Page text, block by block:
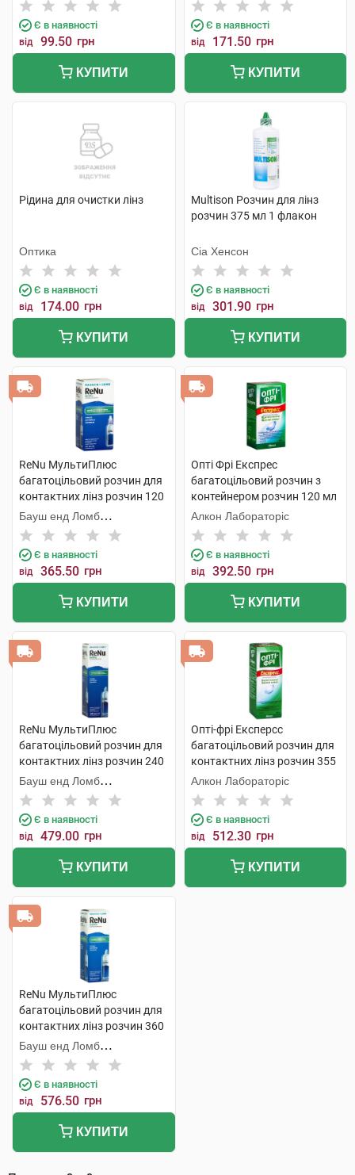
Є в наявності
від 99.50 грн
КУПИТИ
Є в наявності
від 171.50 грн
КУПИТИ
Рідина для очистки лінз
Оптика
Є в наявності
від 174.00 грн
КУПИТИ
Multison Розчин для лінз
розчин 375 мл 1 флакон
Сіа Хенсон
Є в наявності
від 301.90 грн
КУПИТИ
ReNu МультиПлюс
багатоцільовий розчин для
контактних лінз розчин 120
мл 1 флакон
Бауш енд Ломб
Інкорпорейтед
Є в наявності
від 365.50 грн
КУПИТИ
Опті Фрі Експрес
багатоцільовий розчин з
контейнером розчин 120 мл
1 флакон
Алкон Лабораторіс
Є в наявності
від 392.50 грн
КУПИТИ
ReNu МультиПлюс
багатоцільовий розчин для
контактних лінз розчин 240
мл 1 флакон
Бауш енд Ломб
Інкорпорейтед
Є в наявності
від 479.00 грн
КУПИТИ
Опті-фрі Експерсс
багатоцільовий розчин для
контактних лінз розчин 355
мл 1 флакон
Алкон Лабораторіс
Є в наявності
від 512.30 грн
КУПИТИ
ReNu МультиПлюс
багатоцільовий розчин для
контактних лінз розчин 360
мл 1 флакон
Бауш енд Ломб
Інкорпорейтед
Є в наявності
від 576.50 грн
КУПИТИ